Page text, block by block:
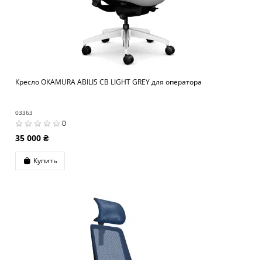
Кресло OKAMURA ABILIS CB LIGHT GREY для оператора
03363
0
35 000 ₴
Купить